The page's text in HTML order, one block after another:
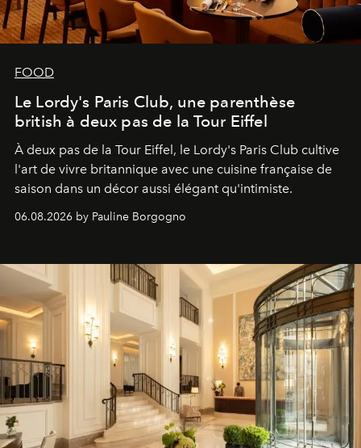
FOOD
Le Lordy's Paris Club, une parenthèse
british à deux pas de la Tour Eiffel
À deux pas de la Tour Eiffel, le Lordy's Paris Club cultive
l'art de vivre britannique avec une cuisine française de
saison dans un décor aussi élégant qu'intimiste.
06.08.2026 by Pauline Borgogno